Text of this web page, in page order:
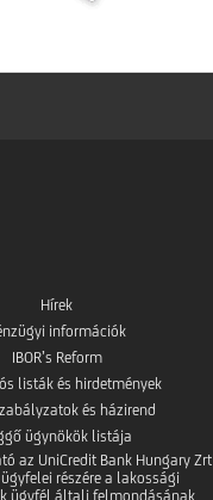
Hírek
információk
IBOR’s Reform
listák és hirdetmények
és házirend
ügynökök listája
az UniCredit Bank Hungary Zrt
részére a lakossági
ügyfél általi felmondásának